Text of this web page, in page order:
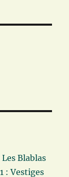
Blablas
: Vestiges